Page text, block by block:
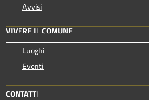
Avvisi
VIVERE IL COMUNE
Luoghi
Eventi
CONTATTI